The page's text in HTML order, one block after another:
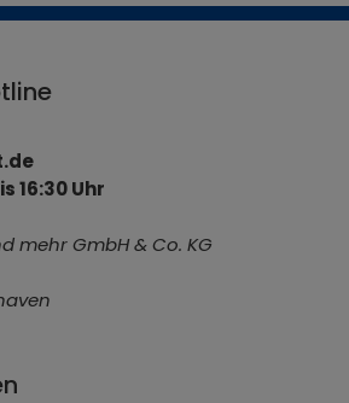
16:30 Uhr
mehr GmbH & Co. KG